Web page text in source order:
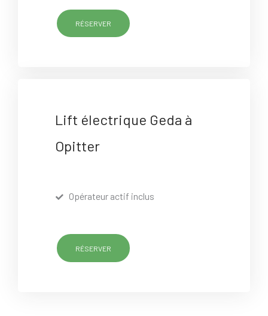
RÉSERVER
Lift électrique Geda à
Opitter
Opérateur actif inclus
RÉSERVER